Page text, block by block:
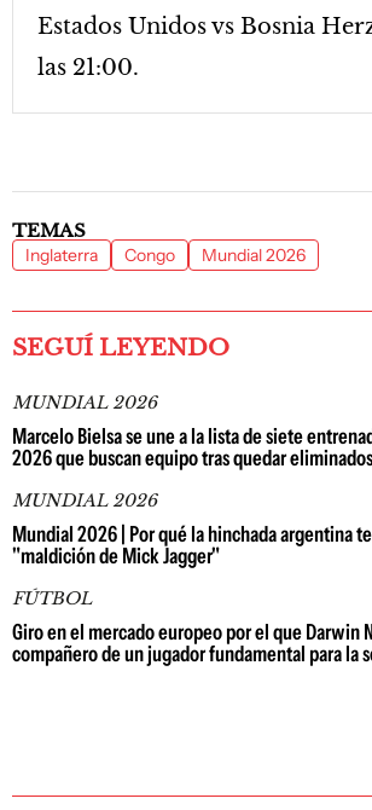
Estados Unidos vs Bosnia
las 21:00.
TEMAS
Inglaterra Congo Mundial 2026
SEGUÍ LEYENDO
MUNDIAL 2026
Marcelo Bielsa se une a la lista de siete
2026 que buscan equipo tras quedar
MUNDIAL 2026
Mundial 2026 | Por qué la hinchada argentina
"maldición de Mick Jagger"
FÚTBOL
Giro en el mercado europeo por el que Darwin
compañero de un jugador fundamental para la